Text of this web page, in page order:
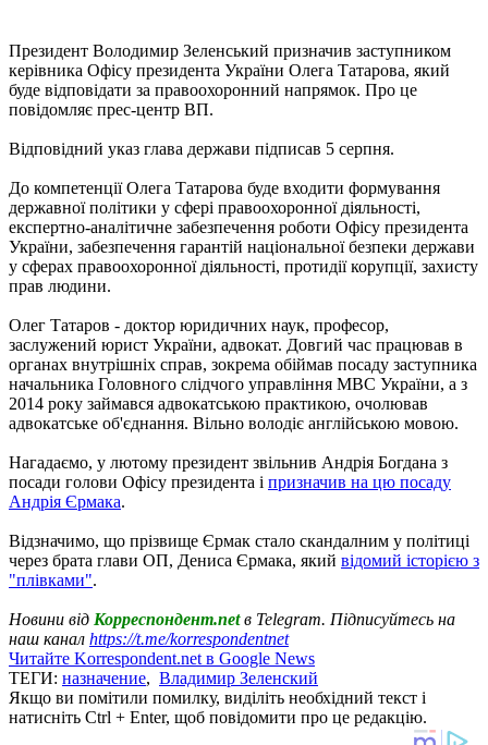
Президент Володимир Зеленський призначив заступником
керівника Офісу президента України Олега Татарова, який
буде відповідати за правоохоронний напрямок. Про це
повідомляє прес-центр ВП.
Відповідний указ глава держави підписав 5 серпня.
До компетенції Олега Татарова буде входити формування
державної політики у сфері правоохоронної діяльності,
експертно-аналітичне забезпечення роботи Офісу президента
України, забезпечення гарантій національної безпеки держави
у сферах правоохоронної діяльності, протидії корупції, захисту
прав людини.
Олег Татаров - доктор юридичних наук, професор,
заслужений юрист України, адвокат. Довгий час працював в
органах внутрішніх справ, зокрема обіймав посаду заступника
начальника Головного слідчого управління МВС України, а з
2014 року займався адвокатською практикою, очолював
адвокатське об'єднання. Вільно володіє англійською мовою.
Нагадаємо, у лютому президент звільнив Андрія Богдана з
посади голови Офісу президента і призначив на цю посаду
Андрія Єрмака.
Відзначимо, що прізвище Єрмак стало скандалним у політиці
через брата глави ОП, Дениса Єрмака, який відомий історією з
"плівками".
Новини від Корреспондент.netв Telegram. Підписуйтесь на
наш канал https://t.me/korrespondentnet
Читайте Korrespondent.net в Google News
ТЕГИ: назначение, Владимир Зеленский
Якщо ви помітили помилку, виділіть необхідний текст і
натисніть Ctrl + Enter, щоб повідомити про це редакцію.